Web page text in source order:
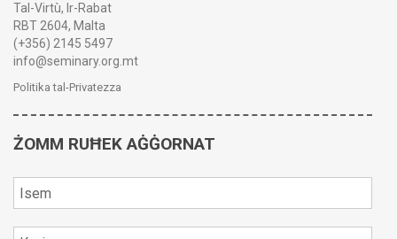
Tal-Virtù, Ir-Rabat
RBT 2604, Malta
(+356) 2145 5497
info@seminary.org.mt
Politika tal-Privatezza
ŻOMM RUĦEK AĠĠORNAT